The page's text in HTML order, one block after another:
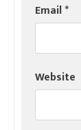
Email*
Website